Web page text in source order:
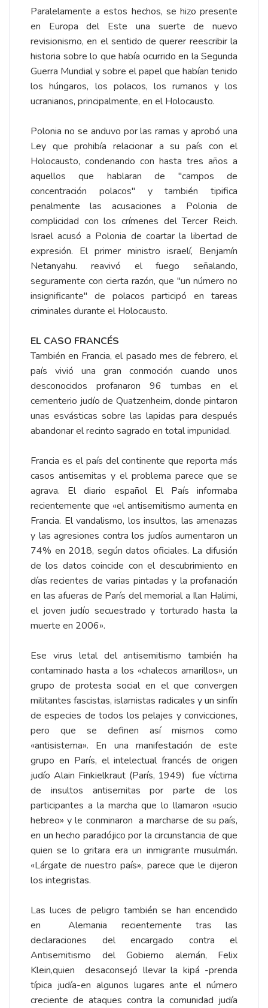
Paralelamente a estos hechos, se hizo presente
en Europa del Este una suerte de nuevo
revisionismo, en el sentido de querer reescribir la
historia sobre lo que había ocurrido en la Segunda
Guerra Mundial y sobre el papel que habían tenido
los húngaros, los polacos, los rumanos y los
ucranianos, principalmente, en el Holocausto.
Polonia no se anduvo por las ramas y aprobó una
Ley que prohibía relacionar a su país con el
Holocausto, condenando con hasta tres años a
aquellos que hablaran de "campos de
concentración polacos" y también tipifica
penalmente las acusaciones a Polonia de
complicidad con los crímenes del Tercer Reich.
Israel acusó a Polonia de coartar la libertad de
expresión. El primer ministro israelí, Benjamín
Netanyahu. reavivó el fuego señalando,
seguramente con cierta razón, que "un número no
insignificante" de polacos participó en tareas
criminales durante el Holocausto.
EL CASO FRANCÉS
También en Francia, el pasado mes de febrero, el
país vivió una gran conmoción cuando unos
desconocidos profanaron 96 tumbas en el
cementerio judío de Quatzenheim, donde pintaron
unas esvásticas sobre las lapidas para después
abandonar el recinto sagrado en total impunidad.
Francia es el país del continente que reporta más
casos antisemitas y el problema parece que se
agrava. El diario español El País informaba
recientemente que «el antisemitismo aumenta en
Francia. El vandalismo, los insultos, las amenazas
y las agresiones contra los judíos aumentaron un
74% en 2018, según datos oficiales. La difusión
de los datos coincide con el descubrimiento en
días recientes de varias pintadas y la profanación
en las afueras de París del memorial a Ilan Halimi,
el joven judío secuestrado y torturado hasta la
muerte en 2006».
Ese virus letal del antisemitismo también ha
contaminado hasta a los «chalecos amarillos», un
grupo de protesta social en el que convergen
militantes fascistas, islamistas radicales y un sinfín
de especies de todos los pelajes y convicciones,
pero que se definen así mismos como
«antisistema». En una manifestación de este
grupo en París, el intelectual francés de origen
judío Alain Finkielkraut (París, 1949) fue víctima
de insultos antisemitas por parte de los
participantes a la marcha que lo llamaron «sucio
hebreo» y le conminaron a marcharse de su país,
en un hecho paradójico por la circunstancia de que
quien se lo gritara era un inmigrante musulmán.
«Lárgate de nuestro país», parece que le dijeron
los integristas.
Las luces de peligro también se han encendido
en Alemania recientemente tras las
declaraciones del encargado contra el
Antisemitismo del Gobierno alemán, Felix
Klein,quien desaconsejó llevar la kipá -prenda
típica judía-en algunos lugares ante el número
creciente de ataques contra la comunidad judía